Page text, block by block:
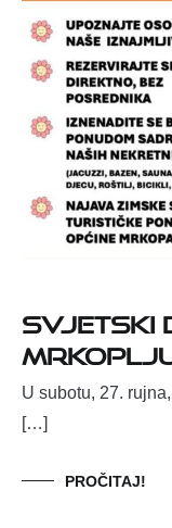
Svjetski
U subotu, 27.
[…]
PROČITAJ!